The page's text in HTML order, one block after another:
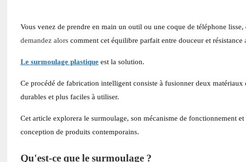
Vous venez de prendre en main un outil ou une coque de téléphone
demandez alors comment cet équilibre parfait entre douceur et résistance
Le surmoulage plastique est la solution.
Ce procédé de fabrication intelligent consiste à fusionner deux
durables et plus faciles à utiliser.
Cet article explorera le surmoulage, son mécanisme de fonctionnement
conception de produits contemporains.
Qu'est-ce que le surmoulage ?